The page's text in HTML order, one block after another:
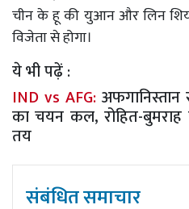
चीन के हू की युआन और लिन
विजेता से होगा।
ये भी पढ़ें :
IND vs AFG:
का चयन कल, रोहित-बुमराह
तय
संबंधित समाचार